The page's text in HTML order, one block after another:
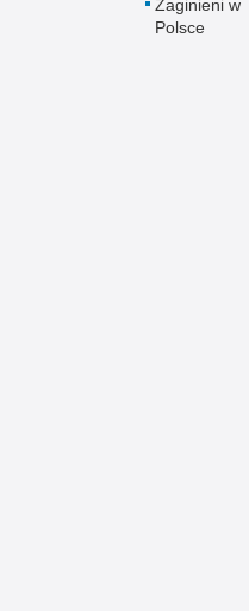
Zaginieni w
Polsce